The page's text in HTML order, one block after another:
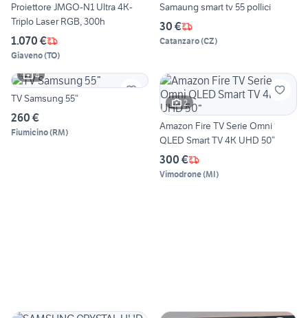
Proiettore JMGO-N1 Ultra 4K-
Triplo Laser RGB, 300h
1.070 €
Giaveno(TO)
Samaung smart tv 55 pollici
30 €
Catanzaro(CZ)
4
TV Samsung 55”
260 €
Fiumicino(RM)
2
Amazon Fire TV Serie Omni
QLED Smart TV 4K UHD 50“
300 €
Vimodrone(MI)